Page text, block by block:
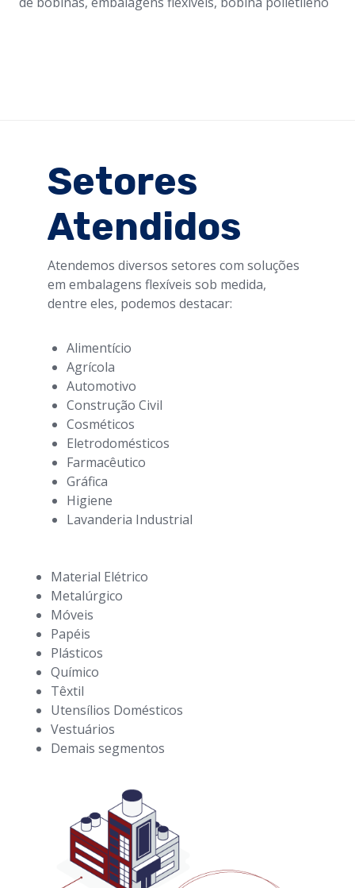
Setores
Atendidos
Atendemos diversos setores com soluções
em embalagens flexíveis sob medida,
dentre eles, podemos destacar:
Alimentício
Agrícola
Automotivo
Construção Civil
Cosméticos
Eletrodomésticos
Farmacêutico
Gráfica
Higiene
Lavanderia Industrial
Material Elétrico
Metalúrgico
Móveis
Papéis
Plásticos
Químico
Têxtil
Utensílios Domésticos
Vestuários
Demais segmentos